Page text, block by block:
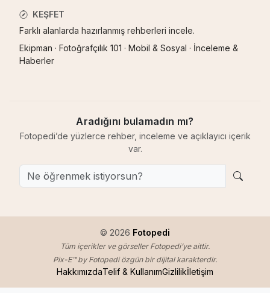
KEŞFET
Farklı alanlarda hazırlanmış rehberleri incele.
Ekipman · Fotoğrafçılık 101 · Mobil & Sosyal · İnceleme &
Haberler
Aradığını bulamadın mı?
Fotopedi’de yüzlerce rehber, inceleme ve açıklayıcı içerik
var.
© 2026 Fotopedi
Tüm içerikler ve görseller Fotopedi’ye aittir.
Pix-E™ by Fotopedi özgün bir dijital karakterdir.
HakkımızdaTelif & KullanımGizlilikİletişim